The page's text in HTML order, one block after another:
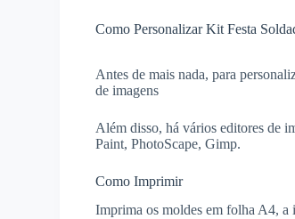
Como Personalizar Kit Festa
Antes de mais nada, para
de imagens
Além disso, há vários editores de
Paint, PhotoScape, Gimp.
Como Imprimir
Imprima os moldes em folha A4, a